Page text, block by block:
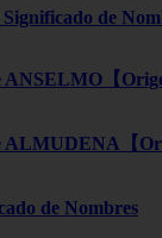
de
【
【
de Nombres